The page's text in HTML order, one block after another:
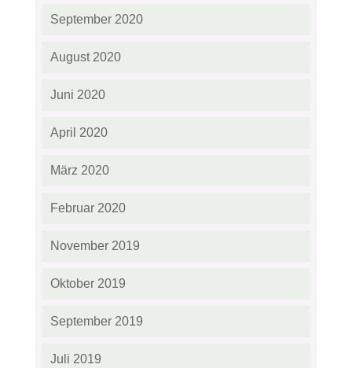
September 2020
August 2020
Juni 2020
April 2020
März 2020
Februar 2020
November 2019
Oktober 2019
September 2019
Juli 2019